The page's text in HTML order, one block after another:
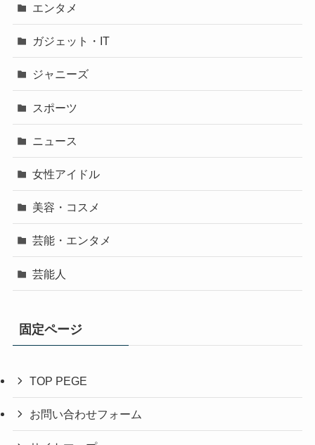
エンタメ
ガジェット・IT
ジャニーズ
スポーツ
ニュース
女性アイドル
美容・コスメ
芸能・エンタメ
芸能人
固定ページ
TOP PEGE
お問い合わせフォーム